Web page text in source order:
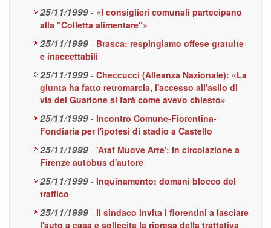
25/11/1999 - «I consiglieri comunali partecipano
alla "Colletta alimentare"»
25/11/1999 - Brasca: respingiamo offese gratuite
e inaccettabili
25/11/1999 - Checcucci (Alleanza Nazionale): «La
giunta ha fatto retromarcia, l'accesso all'asilo di
via del Guarlone si farà come avevo chiesto»
25/11/1999 - Incontro Comune-Fiorentina-
Fondiaria per l'ipotesi di stadio a Castello
25/11/1999 - 'Ataf Muove Arte': In circolazione a
Firenze autobus d'autore
25/11/1999 - Inquinamento: domani blocco del
traffico
25/11/1999 - Il sindaco invita i fiorentini a lasciare
l'auto a casa e sollecita la ripresa della trattativa